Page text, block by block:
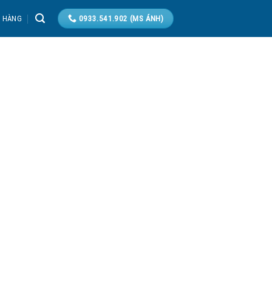
0933.541.902 (MS ÁNH)